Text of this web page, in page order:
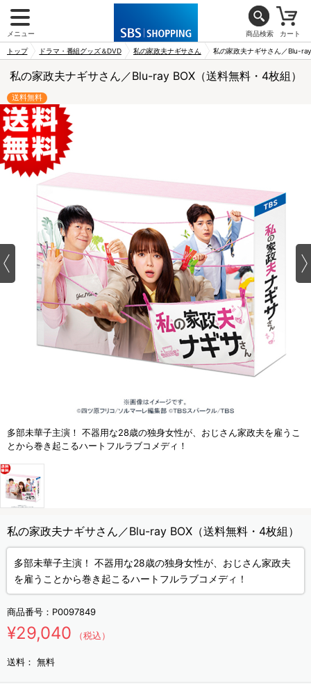
メニュー 商品検索 カート
トップ ドラマ・番組グッズ＆DVD 私の家政夫ナギサさん 私の家政夫ナギサさん／Blu-
私の家政夫ナギサさん／Blu-ray BOX（送料無料・4枚組）
送料無料
多部未華子主演！ 不器用な28歳の独身女性が、おじさん家政夫を雇うこ
とから巻き起こるハートフルラブコメディ！
私の家政夫ナギサさん／Blu-ray BOX（送料無料・4枚組）
多部未華子主演！ 不器用な28歳の独身女性が、おじさん家政夫
を雇うことから巻き起こるハートフルラブコメディ！
商品番号： P0097849
¥29,040 （税込）
送料： 無料